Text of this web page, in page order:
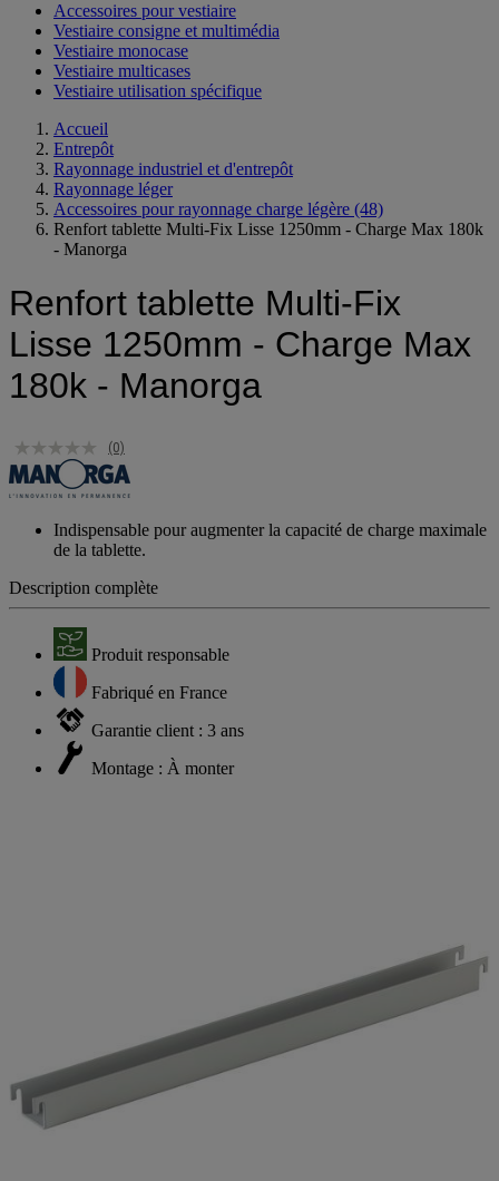
Accessoires pour vestiaire
Vestiaire consigne et multimédia
Vestiaire monocase
Vestiaire multicases
Vestiaire utilisation spécifique
Accueil
Entrepôt
Rayonnage industriel et d'entrepôt
Rayonnage léger
Accessoires pour rayonnage charge légère (48)
Renfort tablette Multi-Fix Lisse 1250mm - Charge Max 180k
- Manorga
Renfort tablette Multi-Fix
Lisse 1250mm - Charge Max
180k - Manorga
(0)
Indispensable pour augmenter la capacité de charge maximale
de la tablette.
Description complète
Produit responsable
Fabriqué en France
Garantie client : 3 ans
Montage : À monter